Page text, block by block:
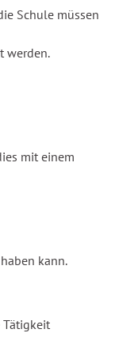
Schule müssen
werden.
mit einem
kann.
Tätigkeit